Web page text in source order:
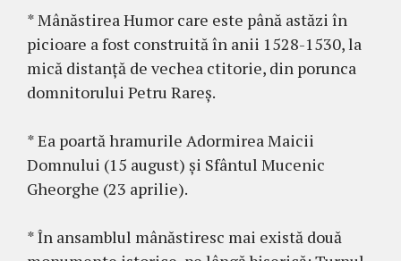
* Mânăstirea Humor care este până astăzi în
picioare a fost construită în anii 1528-1530, la
mică distanță de vechea ctitorie, din porunca
domnitorului Petru Rareș.
* Ea poartă hramurile Adormirea Maicii
Domnului (15 august) și Sfântul Mucenic
Gheor­­ghe (23 aprilie).
* În ansamblul mânăstiresc mai există două